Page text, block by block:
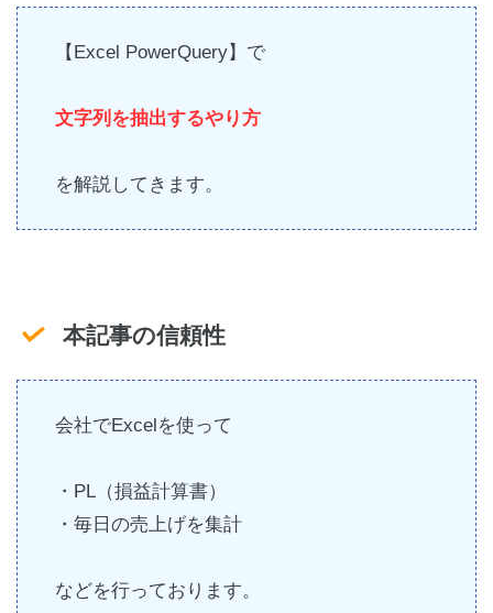
【Excel PowerQuery】で
文字列を抽出するやり方
を解説してきます。
本記事の信頼性
会社でExcelを使って
・PL（損益計算書）
・毎日の売上げを集計
などを行っております。